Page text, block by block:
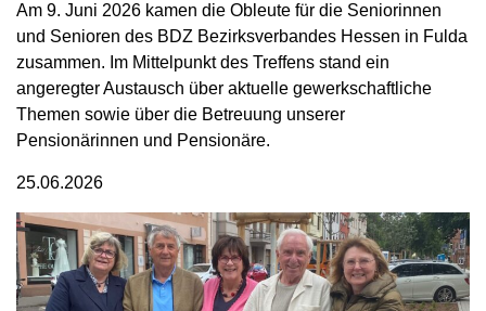
Am 9. Juni 2026 kamen die Obleute für die Seniorinnen
und Senioren des BDZ Bezirksverbandes Hessen in Fulda
zusammen. Im Mittelpunkt des Treffens stand ein
angeregter Austausch über aktuelle gewerkschaftliche
Themen sowie über die Betreuung unserer
Pensionärinnen und Pensionäre.
25.06.2026